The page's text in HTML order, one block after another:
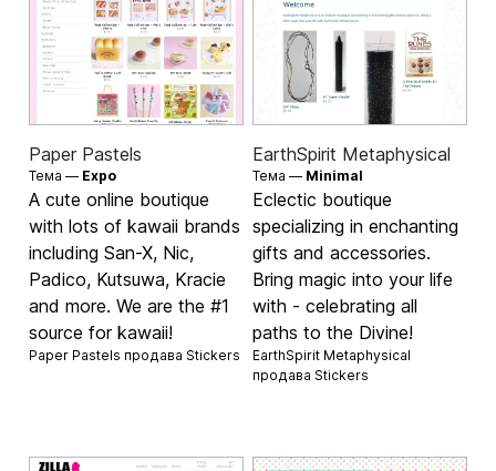
Paper Pastels
Тема — Expo
A cute online boutique
with lots of kawaii brands
including San-X, Nic,
Padico, Kutsuwa, Kracie
and more. We are the #1
source for kawaii!
Paper Pastels продава Stickers
EarthSpirit Metaphysical
Тема — Minimal
Eclectic boutique
specializing in enchanting
gifts and accessories.
Bring magic into your life
with - celebrating all
paths to the Divine!
EarthSpirit Metaphysical
продава Stickers